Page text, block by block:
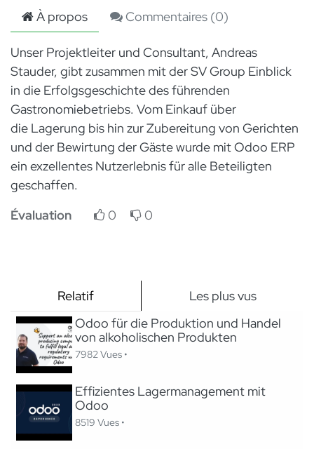
Relatif
Les plus vus
Odoo für die Produktion und Handel
von alkoholischen Produkten
7982 Vues •
Effizientes Lagermanagement mit
Odoo
8519 Vues •
À propos Commentaires (0)
Unser Projektleiter und Consultant, Andreas
Stauder, gibt zusammen mit der SV Group Einblick
in die Erfolgsgeschichte des führenden
Gastronomiebetriebs. Vom Einkauf über
die Lagerung bis hin zur Zubereitung von Gerichten
und der Bewirtung der Gäste wurde mit Odoo ERP
ein exzellentes Nutzerlebnis für alle Beteiligten
geschaffen.
Évaluation
0 0